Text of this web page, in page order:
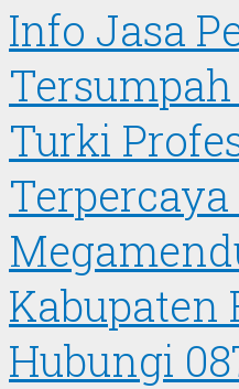
Info Jasa
Turki
Kabupaten
Hubungi